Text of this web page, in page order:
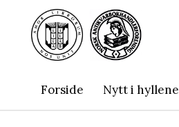
Forside Nytt i hyllene